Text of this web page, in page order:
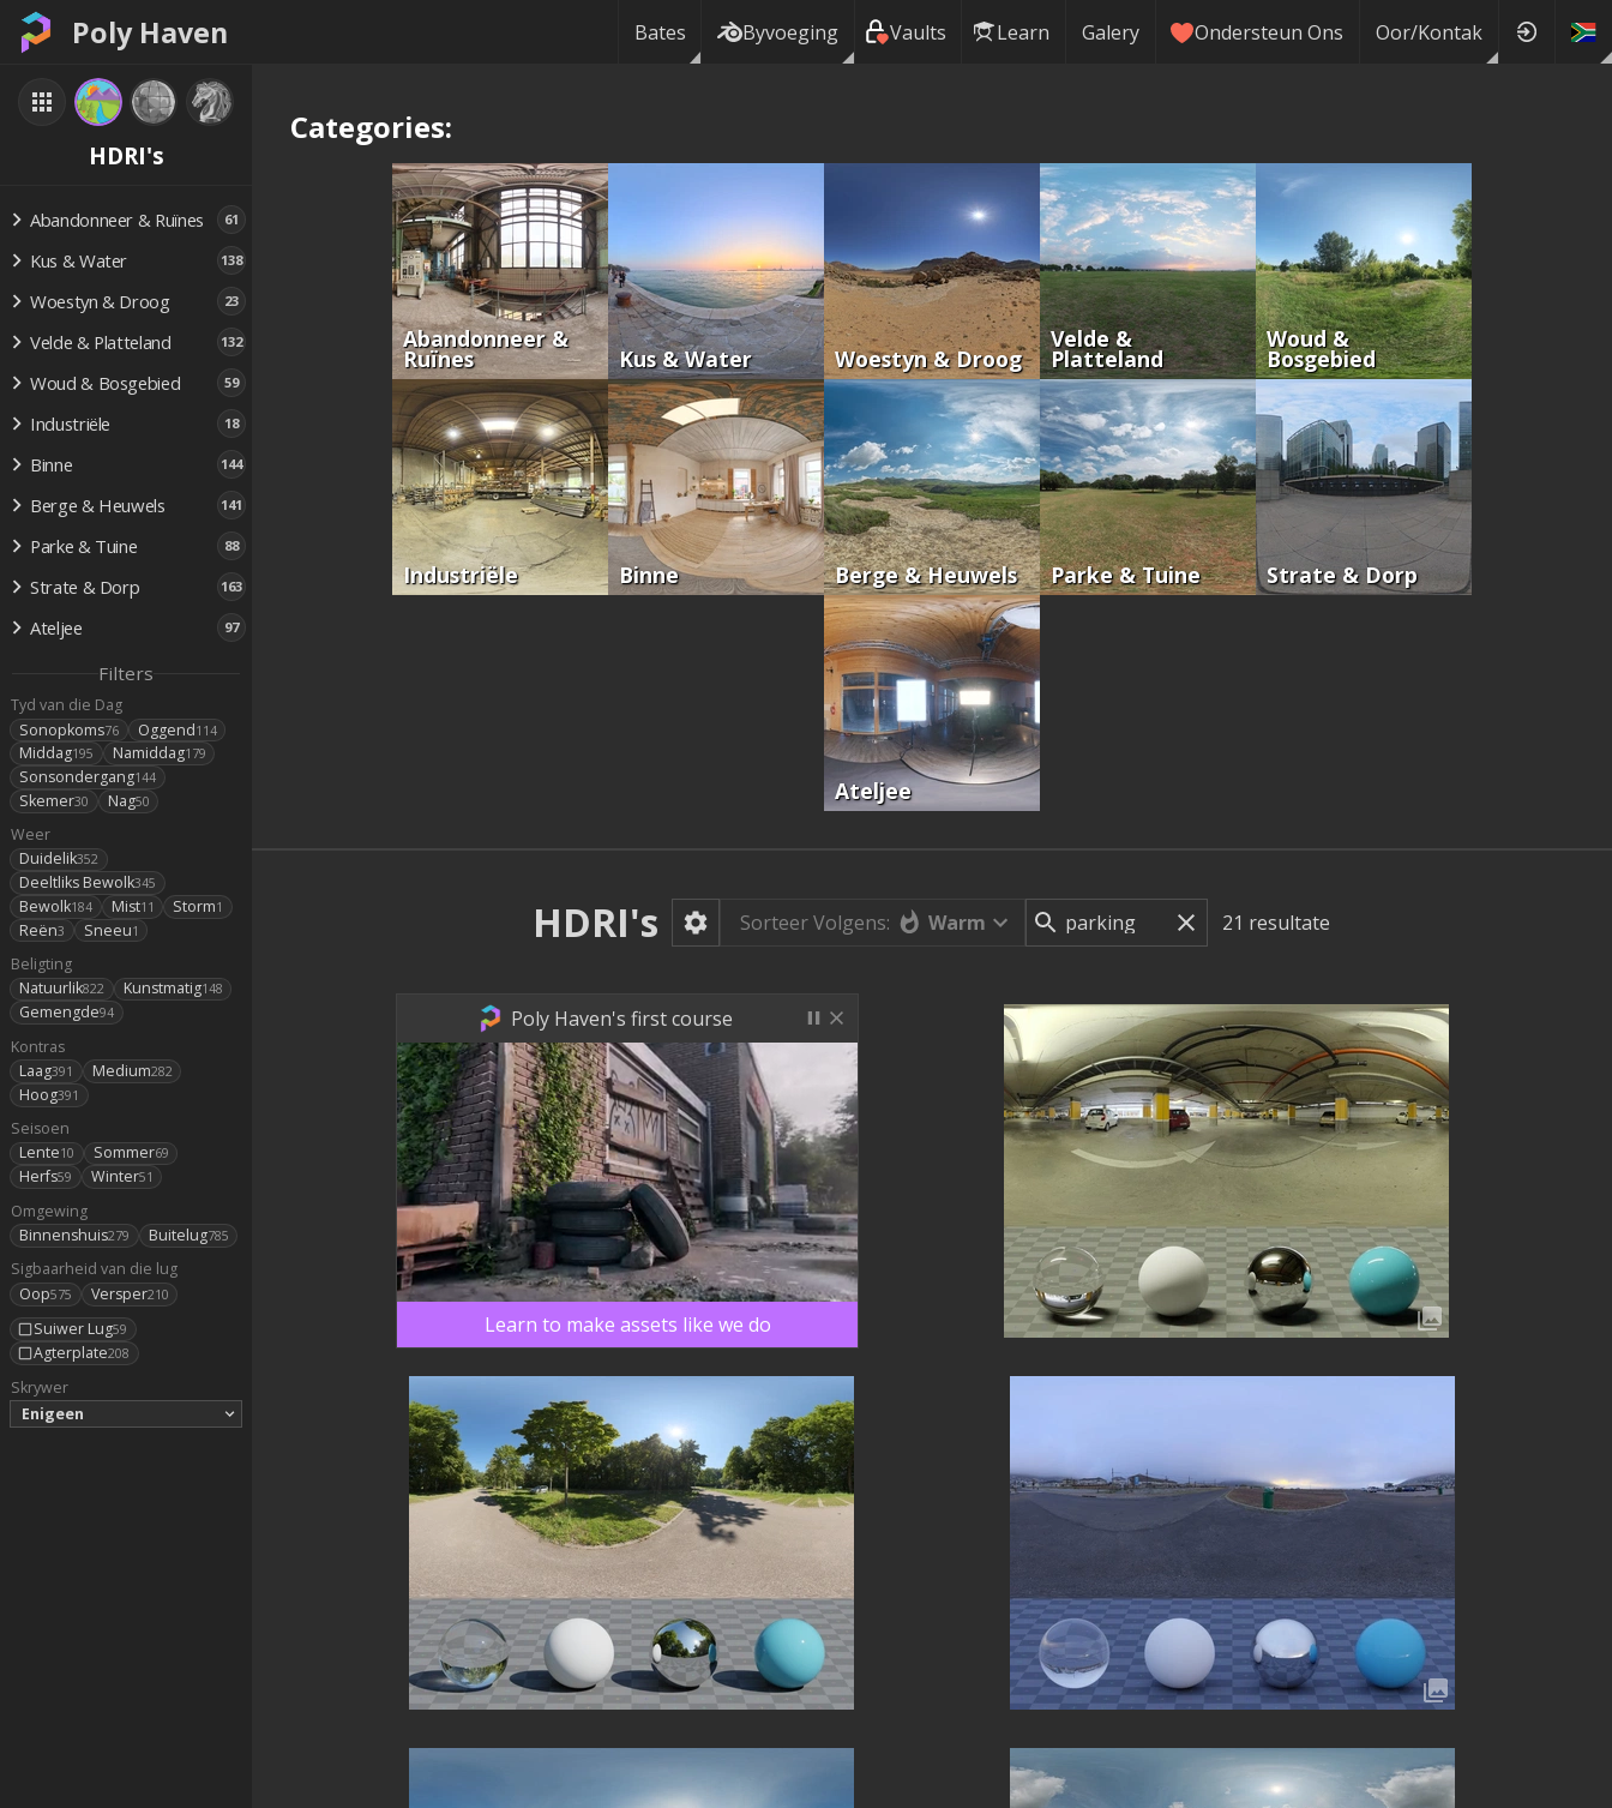
Poly Haven Bates Byvoeging Vaults Learn Galery Ondersteun Ons Oor/Kontak
HDRI's
Abandonneer & Ruïnes 61
Kus & Water 138
Woestyn & Droog 23
Velde & Platteland 132
Woud & Bosgebied 59
Industriële 18
Binne 144
Berge & Heuwels 141
Parke & Tuine 88
Strate & Dorp 163
Ateljee 97
Filters
Tyd van die Dag
Sonopkoms76 Oggend114
Middag195 Namiddag179
Sonsondergang144
Skemer30 Nag50
Weer
Duidelik352
Deeltliks Bewolk345
Bewolk184 Mist11 Storm1
Reën3 Sneeu1
Beligting
Natuurlik822 Kunstmatig148
Gemengde94
Kontras
Laag391 Medium282
Hoog391
Seisoen
Lente10 Sommer69
Herfs59 Winter51
Omgewing
Binnenshuis279 Buitelug785
Sigbaarheid van die lug
Oop575 Versper210
Suiwer Lug59
Agterplate208
Skrywer
Enigeen
Categories:
Abandonneer &
Ruïnes Kus & Water Woestyn & Droog
Velde &
Platteland
Woud &
Bosgebied
Industriële Binne Berge & Heuwels Parke & Tuine Strate & Dorp
Ateljee
HDRI's Sorteer Volgens: Warm 21 resultate
Poly Haven's first course
Learn to make assets like we do